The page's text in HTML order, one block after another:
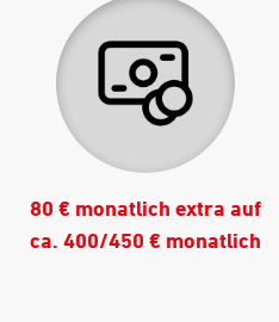
80 € monatlich extra auf
ca. 400/450 € monatlich